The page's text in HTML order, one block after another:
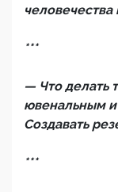
***
— Что делать
ювенальным
Создавать
***